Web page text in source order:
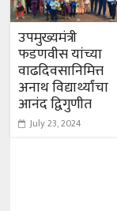
उपमुख्यमंत्री
फडणवीस यांच्या
वाढदिवसानिमित्त
अनाथ विद्यार्थ्यांचा
आनंद द्विगुणीत
July 23, 2024